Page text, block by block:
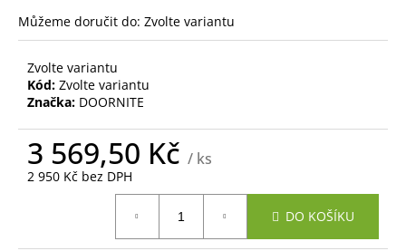
Můžeme doručit do: Zvolte variantu
Zvolte variantu
Kód: Zvolte variantu
Značka: DOORNITE
3 569,50 Kč / ks
2 950 Kč bez DPH
DO KOŠÍKU
j
e
m
e